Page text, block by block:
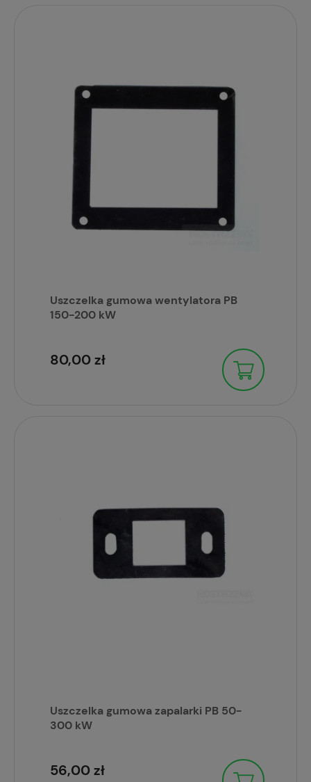
Uszczelka gumowa wentylatora PB
150-200 kW
80,00 zł
Uszczelka gumowa zapalarki PB 50-
300 kW
56,00 zł